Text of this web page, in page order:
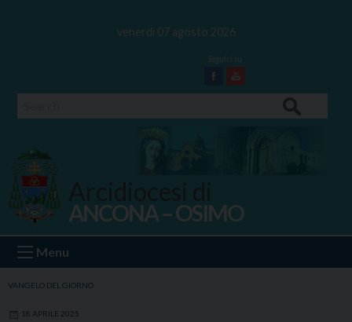
venerdì 07 agosto 2026
Facebook
Youtube
Ancona Osimo
ANCONA – OSIMO
Menu
VANGELO DEL GIORNO
18 APRILE 2025